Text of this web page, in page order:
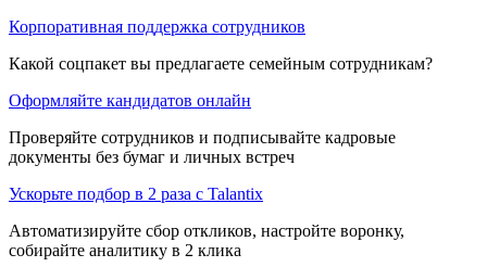
Корпоративная поддержка сотрудников
Какой соцпакет вы предлагаете семейным сотрудникам?
Оформляйте кандидатов онлайн
Проверяйте сотрудников и подписывайте кадровые
документы без бумаг и личных встреч
Ускорьте подбор в 2 раза с Talantix
Автоматизируйте сбор откликов, настройте воронку,
собирайте аналитику в 2 клика